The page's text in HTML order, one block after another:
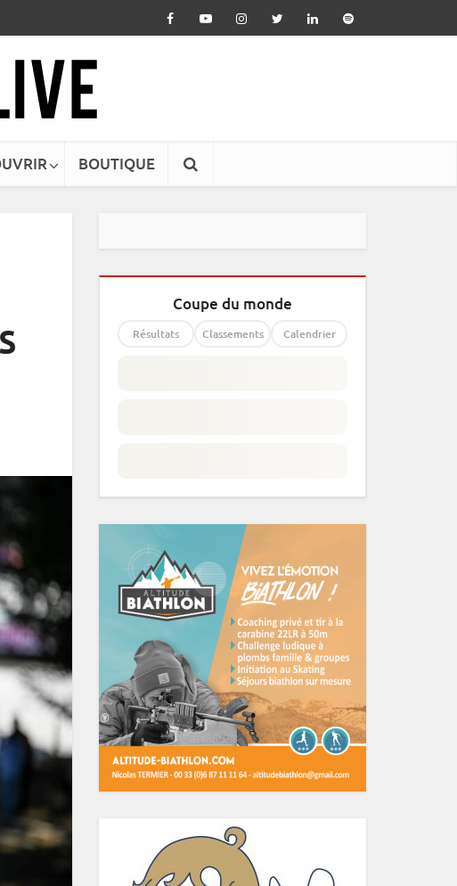
BOUTIQUE
Coupe du monde
Résultats Classements Calendrier